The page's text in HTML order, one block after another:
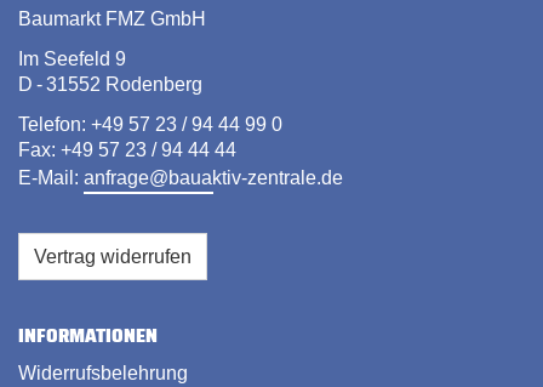
Baumarkt FMZ GmbH
Im Seefeld 9
D - 31552 Rodenberg
Telefon: +49 57 23 / 94 44 99 0
Fax: +49 57 23 / 94 44 44
E-Mail: anfrage@bauaktiv-zentrale.de
Vertrag widerrufen
INFORMATIONEN
Widerrufsbelehrung